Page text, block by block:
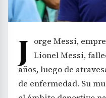
J orge Messi,
Lionel Messi,
años, luego de
de enfermedad. Su